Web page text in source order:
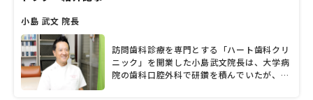
小島 武文 院長
訪問歯科診療を専門とする「ハート歯科クリ
ニック」を開業した小島武文院長は、大学病
院の歯科口腔外科で研鑽を積んでいたが、通